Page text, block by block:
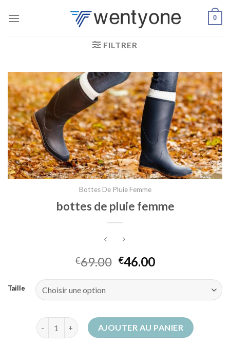
0
FILTRER
Bottes De Pluie Femme
bottes de pluie femme
€69.00 €46.00
Taille
quantité de bottes de pluie femme
AJOUTER AU PANIER